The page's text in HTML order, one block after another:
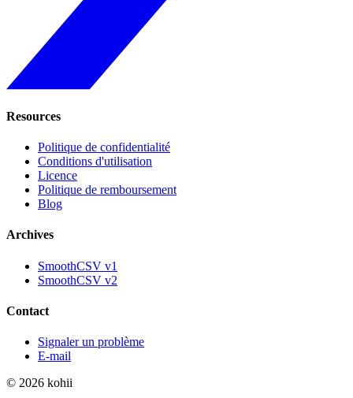
Resources
Politique de confidentialité
Conditions d'utilisation
Licence
Politique de remboursement
Blog
Archives
SmoothCSV v1
SmoothCSV v2
Contact
Signaler un problème
E-mail
© 2026 kohii